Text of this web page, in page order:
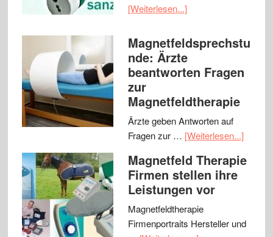
[Weiterlesen...]
Magnetfeldsprechstu
nde: Ärzte
beantworten Fragen
zur
Magnetfeldtherapie
Ärzte geben Antworten auf
Fragen zur … [Weiterlesen...]
Magnetfeld Therapie
Firmen stellen ihre
Leistungen vor
Magnetfeldtherapie
Firmenportraits Hersteller und